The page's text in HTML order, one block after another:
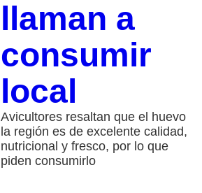
llaman a
consumir
local
Avicultores resaltan que el huevo
la región es de excelente calidad,
nutricional y fresco, por lo que
piden consumirlo